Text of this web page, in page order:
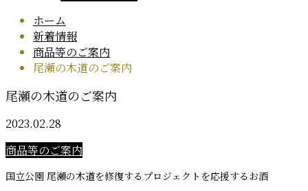
ホーム
新着情報
商品等のご案内
尾瀬の木道のご案内
尾瀬の木道のご案内
2023.02.28
商品等のご案内
国立公園 尾瀬の木道を修復するプロジェクトを応援するお酒